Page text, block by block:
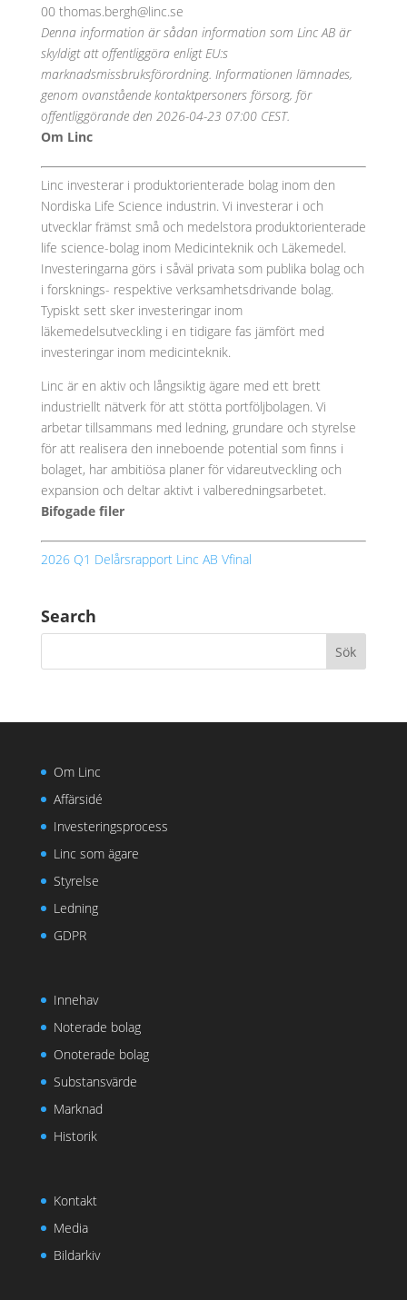
00 thomas.bergh@linc.se
Denna information är sådan information som Linc AB är
skyldigt att offentliggöra enligt EU:s
marknadsmissbruksförordning. Informationen lämnades,
genom ovanstående kontaktpersoners försorg, för
offentliggörande den 2026-04-23 07:00 CEST.
Om Linc
Linc investerar i produktorienterade bolag inom den
Nordiska Life Science industrin. Vi investerar i och
utvecklar främst små och medelstora produktorienterade
life science-bolag inom Medicinteknik och Läkemedel.
Investeringarna görs i såväl privata som publika bolag och
i forsknings- respektive verksamhetsdrivande bolag.
Typiskt sett sker investeringar inom
läkemedelsutveckling i en tidigare fas jämfört med
investeringar inom medicinteknik.
Linc är en aktiv och långsiktig ägare med ett brett
industriellt nätverk för att stötta portföljbolagen. Vi
arbetar tillsammans med ledning, grundare och styrelse
för att realisera den inneboende potential som finns i
bolaget, har ambitiösa planer för vidareutveckling och
expansion och deltar aktivt i valberedningsarbetet.
Bifogade filer
2026 Q1 Delårsrapport Linc AB Vfinal
Search
Om Linc
Affärsidé
Investeringsprocess
Linc som ägare
Styrelse
Ledning
GDPR
Innehav
Noterade bolag
Onoterade bolag
Substansvärde
Marknad
Historik
Kontakt
Media
Bildarkiv